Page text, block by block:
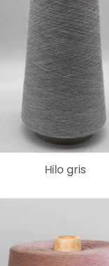
Hilo gris